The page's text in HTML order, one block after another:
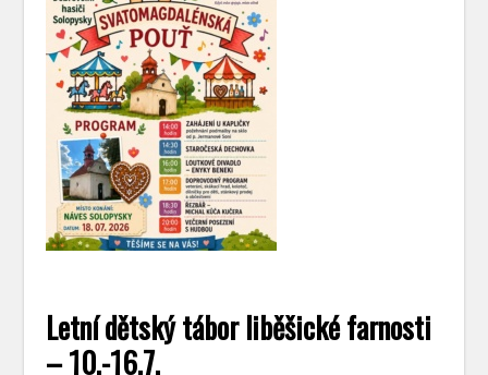
Letní dětský tábor liběšické farnosti
– 10.-16.7.